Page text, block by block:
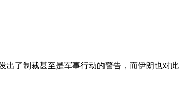
出了制裁甚至是军事行动的警告，而伊朗也对此